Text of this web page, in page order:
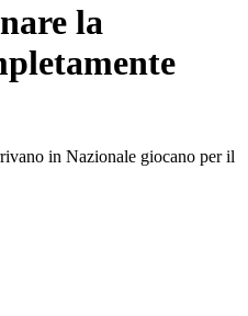
la
in Nazionale giocano per il